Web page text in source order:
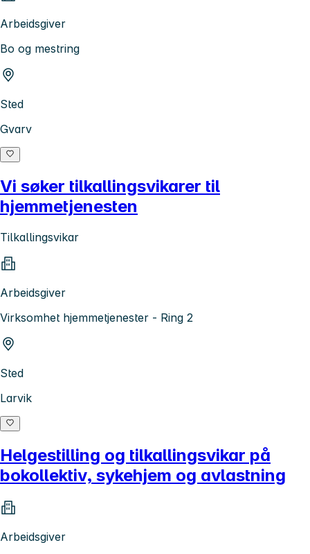
Arbeidsgiver
Bo og mestring
Sted
Gvarv
Vi søker tilkallingsvikarer til
hjemmetjenesten
Tilkallingsvikar
Arbeidsgiver
Virksomhet hjemmetjenester - Ring 2
Sted
Larvik
Helgestilling og tilkallingsvikar på
bokollektiv, sykehjem og avlastning
Arbeidsgiver